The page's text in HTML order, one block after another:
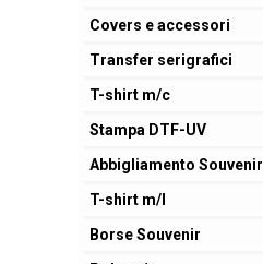
Covers e accessori
Transfer serigrafici
T-shirt m/c
Stampa DTF-UV
Abbigliamento Souvenir
T-shirt m/l
Borse Souvenir